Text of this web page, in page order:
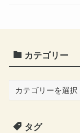
カテゴリー
ゴ
タグ